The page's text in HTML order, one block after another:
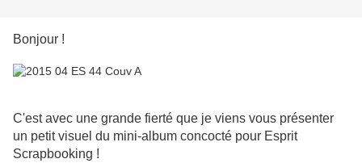
Bonjour !
C'est avec une grande fierté que je viens vous présenter
un petit visuel du mini-album concocté pour Esprit
Scrapbooking !